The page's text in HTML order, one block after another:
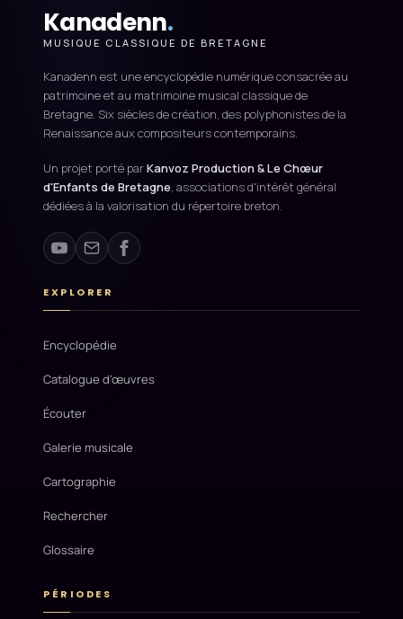
Kanadenn.
MUSIQUE CLASSIQUE DE BRETAGNE
Kanadenn est une encyclopédie numérique consacrée au
patrimoine et au matrimoine musical classique de
Bretagne. Six siècles de création, des polyphonistes de la
Renaissance aux compositeurs contemporains.
Un projet porté parKanvoz Production & Le Chœur
d'Enfants de Bretagne, associations d'intérêt général
dédiées à la valorisation du répertoire breton.
EXPLORER
Encyclopédie
Catalogue d'œuvres
Écouter
Galerie musicale
Cartographie
Rechercher
Glossaire
PÉRIODES